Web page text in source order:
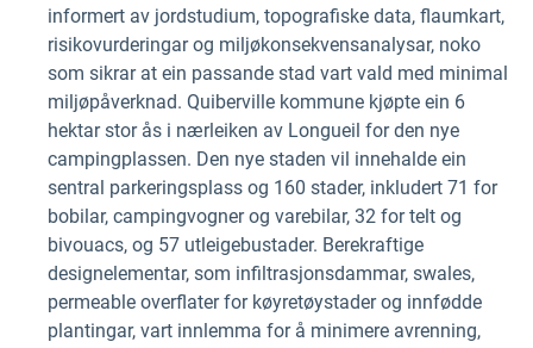
informert av jordstudium, topografiske data, flaumkart,
risikovurderingar og miljøkonsekvensanalysar, noko
som sikrar at ein passande stad vart vald med minimal
miljøpåverknad. Quiberville kommune kjøpte ein 6
hektar stor ås i nærleiken av Longueil for den nye
campingplassen. Den nye staden vil innehalde ein
sentral parkeringsplass og 160 stader, inkludert 71 for
bobilar, campingvogner og varebilar, 32 for telt og
bivouacs, og 57 utleigebustader. Berekraftige
designelementar, som infiltrasjonsdammar, swales,
permeable overflater for køyretøystader og innfødde
plantingar, vart innlemma for å minimere avrenning,